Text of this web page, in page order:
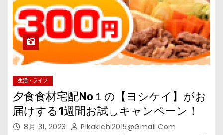
生活・ライフ
夕食食材宅配No１の【ヨシケイ】がお
届けする1週間お試しキャンペーン！
8月 31, 2023 Pikakichi2015@gmail.com